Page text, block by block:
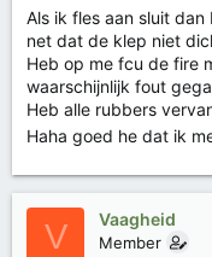
Als ik fles aan sluit
net dat de klep niet
Heb op me fcu de fire
waarschijnlijk fout
Heb alle rubbers
Haha goed he dat ik
V Vaagheid
Member